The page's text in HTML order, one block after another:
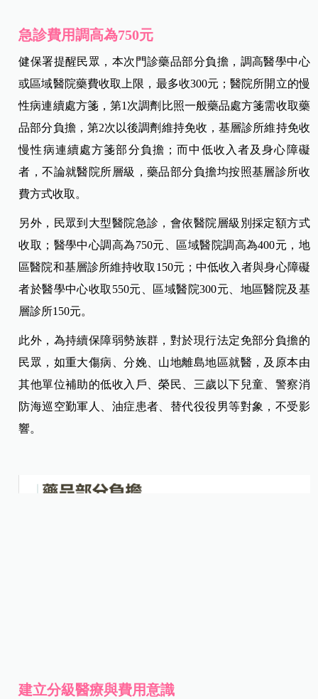
急診費用調高為750元
健保署提醒民眾，本次門診藥品部分負擔，調高醫學中心
或區域醫院藥費收取上限，最多收300元；醫院所開立的慢
性病連續處方箋，第1次調劑比照一般藥品處方箋需收取藥
品部分負擔，第2次以後調劑維持免收，基層診所維持免收
慢性病連續處方箋部分負擔；而中低收入者及身心障礙
者，不論就醫院所層級，藥品部分負擔均按照基層診所收
費方式收取。
另外，民眾到大型醫院急診，會依醫院層級別採定額方式
收取；醫學中心調高為750元、區域醫院調高為400元，地
區醫院和基層診所維持收取150元；中低收入者與身心障礙
者於醫學中心收取550元、區域醫院300元、地區醫院及基
層診所150元。
此外，為持續保障弱勢族群，對於現行法定免部分負擔的
民眾，如重大傷病、分娩、山地離島地區就醫，及原本由
其他單位補助的低收入戶、榮民、三歲以下兒童、警察消
防海巡空勤軍人、油症患者、替代役役男等對象，不受影
響。
建立分級醫療與費用意識